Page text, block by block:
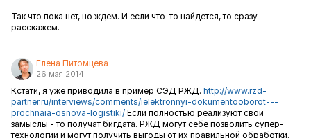
Так что пока нет, но ждем. И если что-то найдется, то сразу
расскажем.
Елена Питомцева
26 мая 2014
Кстати, я уже приводила в пример СЭД РЖД. http://www.rzd-
partner.ru/interviews/comments/ielektronnyi-dokumentooborot---
prochnaia-osnova-logistiki/ Если полностью реализуют свои
замыслы - то получат бигдата. РЖД могут себе позволить супер-
технологии и могут получить выгоды от их правильной обработки.